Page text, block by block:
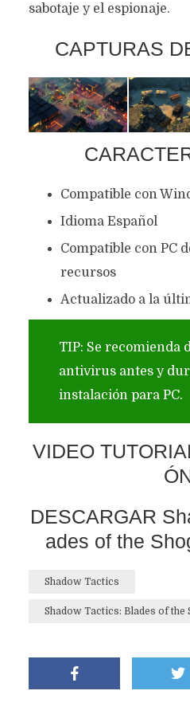
sabotaje y el espionaje.
CAPTURAS
Compatible con
Idioma Español
Compatible con PC
recursos
Actualizado a la
TIP: Se recomienda
antivirus antes y
instalación para PC.
VIDEO
DESCARGAR
ades of the
Shadow Tactics
Shadow Tactics: Blades of the